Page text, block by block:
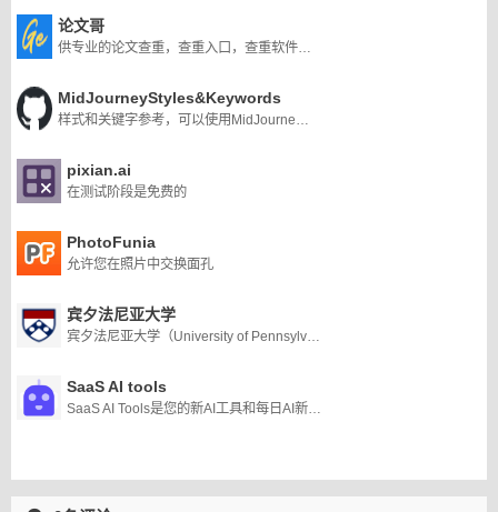
论文哥
供专业的论文查重，查重入口，查重软件，查重网站等一站式服务
MidJourneyStyles&Keywords
样式和关键字参考，可以使用MidJourneyAI
pixian.ai
在测试阶段是免费的
PhotoFunia
允许您在照片中交换面孔
宾夕法尼亚大学
宾夕法尼亚大学（University of Pennsylvania），简称宾大（UPenn），位于宾夕法尼亚州费城，私立研究型大学，常春藤盟校之一，美国大学协会创始成员。全球大学校长论坛成员。宾夕法尼亚大学名列2019福布斯美国大学排行榜第6名，2022U.S. News美国最佳大学排名第8名 ，2022U.S. News世界大学排名第13名，2022泰晤士高等教育世界大学排名第13名 。
SaaS AI tools
SaaS AI Tools是您的新AI工具和每日AI新闻的来源，帮助您的创造力提升到一个新的水平。